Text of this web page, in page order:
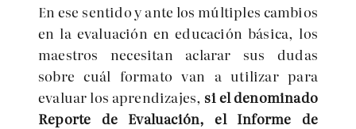
En ese sentido y ante los múltiples cambios
en la evaluación en educación básica, los
maestros necesitan aclarar sus dudas
sobre cuál formato van a utilizar para
evaluar los aprendizajes,si el denominado
Reporte de Evaluación, el Informe de